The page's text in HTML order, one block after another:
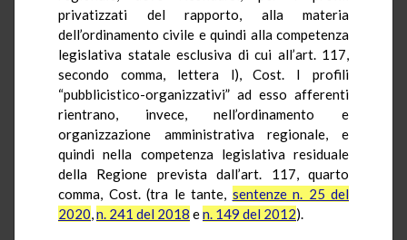
privatizzati del rapporto, alla materia
dell’ordinamento civile e quindi alla competenza
legislativa statale esclusiva di cui all’art. 117,
secondo comma, lettera l), Cost. I profili
“pubblicistico-organizzativi” ad esso afferenti
rientrano, invece, nell’ordinamento e
organizzazione amministrativa regionale, e
quindi nella competenza legislativa residuale
della Regione prevista dall’art. 117, quarto
comma, Cost. (tra le tante, sentenze n. 25 del
2020,n. 241 del 2018 en. 149 del 2012).